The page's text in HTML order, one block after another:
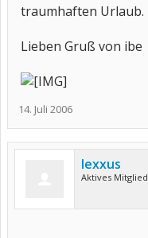
traumhaften Urlaub.
Lieben Gruß von ibe
14. Juli 2006
lexxus
Aktives Mitglied